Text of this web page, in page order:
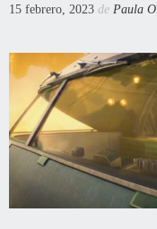
15 febrero, 2023 de Paula O.